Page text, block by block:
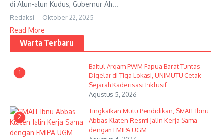
di Alun-alun Kudus, Gubernur Ah...
Redaksi Oktober 22, 2025
Read More
Warta Terbaru
1
Baitul Arqam PWM Papua Barat Tuntas
Digelar di Tiga Lokasi, UNIMUTU Cetak
Sejarah Kaderisasi Inklusif
Agustus 5, 2026
2
Tingkatkan Mutu Pendidikan, SMAIT Ibnu
Abbas Klaten Resmi Jalin Kerja Sama
dengan FMIPA UGM